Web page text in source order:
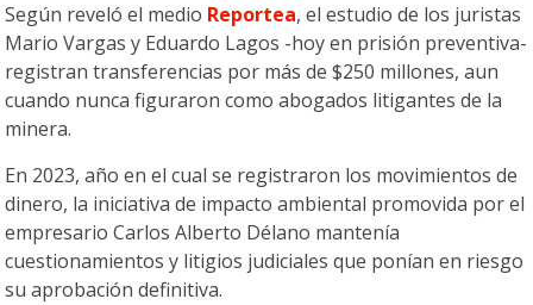
Según reveló el medio Reportea, el estudio de los juristas
Mario Vargas y Eduardo Lagos -hoy en prisión preventiva-
registran transferencias por más de $250 millones, aun
cuando nunca figuraron como abogados litigantes de la
minera.
En 2023, año en el cual se registraron los movimientos de
dinero, la iniciativa de impacto ambiental promovida por el
empresario Carlos Alberto Délano mantenía
cuestionamientos y litigios judiciales que ponían en riesgo
su aprobación definitiva.